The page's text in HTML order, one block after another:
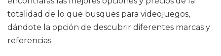
totalidad de lo que busques para videojuegos,
dándote la opción de descubrir diferentes marcas y
referencias.